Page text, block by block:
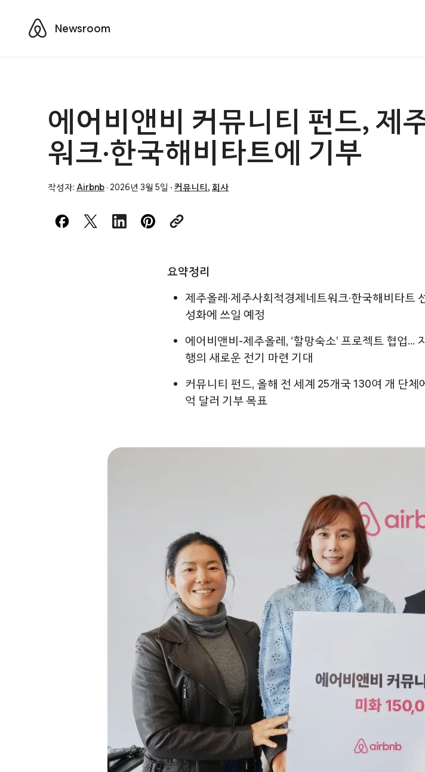
AirbnbNewsroom
에어비앤비 커뮤니티 펀드, 제
워크·한국해비타트에 기부
작성자: Airbnb · 2026년 3월 5일 · 커뮤니티, 회사
요약정리
제주올레·제주사회적경제네트워크·한국해비타트
성화에 쓰일 예정
에어비앤비-제주올레, ‘할망숙소’ 프로젝트 협업…
행의 새로운 전기 마련 기대
커뮤니티 펀드, 올해 전 세계 25개국 130여 개 단
억 달러 기부 목표